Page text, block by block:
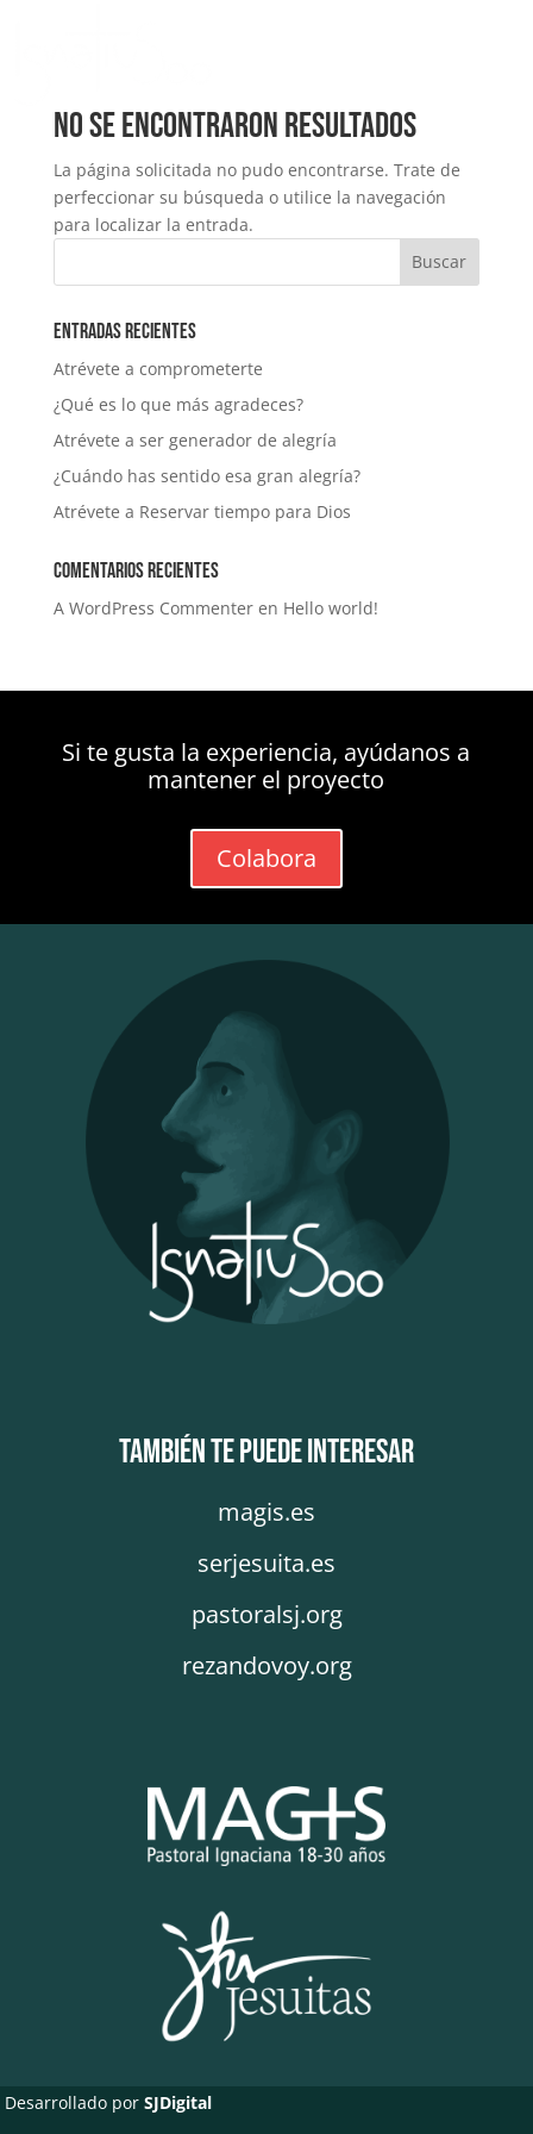
No se encontraron resultados
La página solicitada no pudo encontrarse. Trate de
perfeccionar su búsqueda o utilice la navegación
para localizar la entrada.
Entradas recientes
Atrévete a comprometerte
¿Qué es lo que más agradeces?
Atrévete a ser generador de alegría
¿Cuándo has sentido esa gran alegría?
Atrévete a Reservar tiempo para Dios
Comentarios recientes
A WordPress Commenteren Hello world!
Si te gusta la experiencia, ayúdanos a
mantener el proyecto
Colabora
También te puede interesar
magis.es
serjesuita.es
pastoralsj.org
rezandovoy.org
Desarrollado porSJDigital